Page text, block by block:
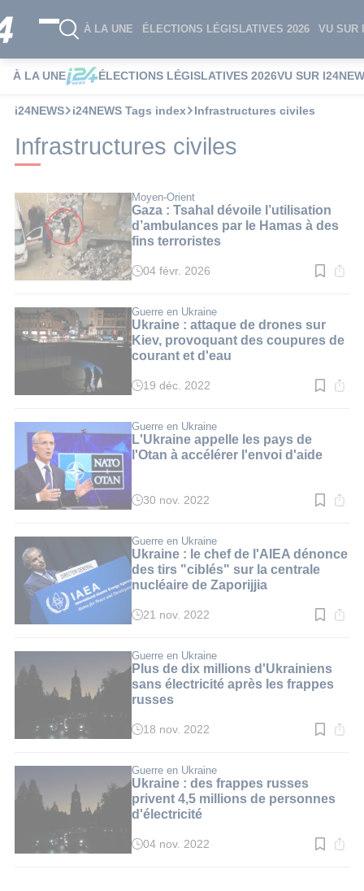
À LA UNE ÉLECTIONS LÉGISLATIVES 2026 VU SUR
À LA UNE ÉLECTIONS LÉGISLATIVES 2026VU SUR
i24NEWS i24NEWS Tags index Infrastructures civiles
Infrastructures civiles
Moyen-Orient
Gaza : Tsahal dévoile l’utilisation
d’ambulances par le Hamas à des
fins terroristes
Temps
:
3
min.
04 févr. 2026
Guerre en Ukraine
Ukraine : attaque de drones sur
Kiev, provoquant des coupures de
courant et d'eau
Temps
:
3
min.
19 déc. 2022
Guerre en Ukraine
L'Ukraine appelle les pays de
l'Otan à accélérer l'envoi d'aide
Temps
:
3
min.
30 nov. 2022
Guerre en Ukraine
Ukraine : le chef de l'AIEA dénonce
des tirs "ciblés" sur la centrale
nucléaire de Zaporijjia
Temps
:
3
min.
21 nov. 2022
Guerre en Ukraine
Plus de dix millions d'Ukrainiens
sans électricité après les frappes
russes
Temps
:
3
min.
18 nov. 2022
Guerre en Ukraine
Ukraine : des frappes russes
privent 4,5 millions de personnes
d'électricité
Temps
04 nov. 2022